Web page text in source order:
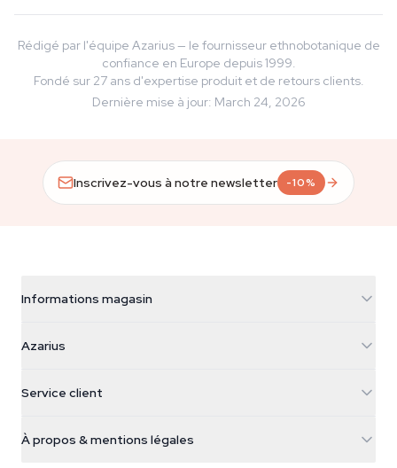
Rédigé par l'équipe Azarius — le fournisseur ethnobotanique de
confiance en Europe depuis 1999.
Fondé sur 27 ans d'expertise produit et de retours clients.
Dernière mise à jour: March 24, 2026
Inscrivez-vous à notre newsletter -10%
Informations magasin
Galvaniweg 11
Nederland
+31(0)204897914
Azarius
Smokeshop
Service client
Politique de retour
À propos & mentions légales